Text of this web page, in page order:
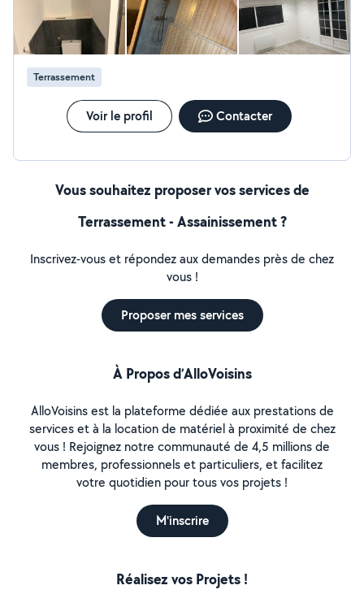
Terrassement
Voir le profil Contacter
Vous souhaitez proposer vos services de
Terrassement - Assainissement ?
Inscrivez-vous et répondez aux demandes près de chez
vous !
Proposer mes services
À Propos d’AlloVoisins
AlloVoisins est la plateforme dédiée aux prestations de
services et à la location de matériel à proximité de chez
vous ! Rejoignez notre communauté de 4,5 millions de
membres, professionnels et particuliers, et facilitez
votre quotidien pour tous vos projets !
M'inscrire
Réalisez vos Projets !